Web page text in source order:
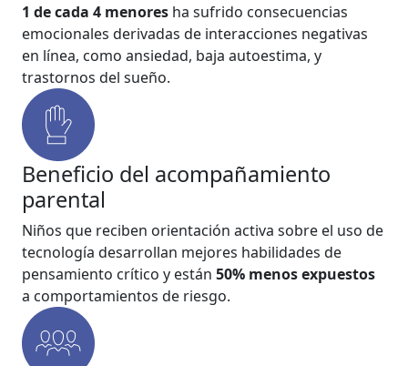
1 de cada 4 menores ha sufrido consecuencias
emocionales derivadas de interacciones negativas
en línea, como ansiedad, baja autoestima, y
trastornos del sueño.
Beneficio del acompañamiento
parental
Niños que reciben orientación activa sobre el uso de
tecnología desarrollan mejores habilidades de
pensamiento crítico y están 50% menos expuestos
a comportamientos de riesgo.